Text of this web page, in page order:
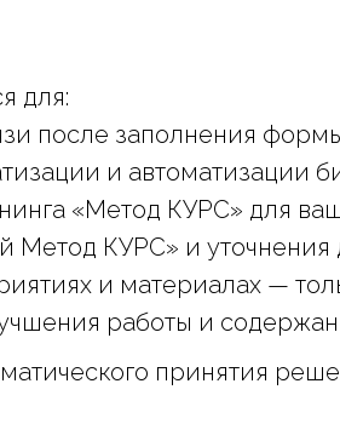
для:
после заполнения
и автоматизации
«Метод КУРС» для
Метод КУРС» и уточнения
и материалах —
работы и
принятия